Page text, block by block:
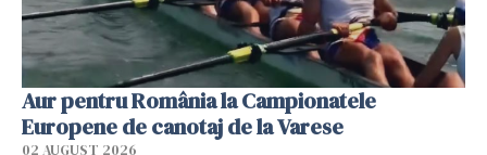
Aur pentru România la Campionatele
Europene de canotaj de la Varese
02 AUGUST 2026